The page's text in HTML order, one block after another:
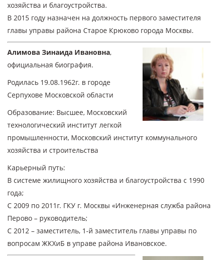
хозяйства и благоустройства.
В 2015 году назначен на должность первого заместителя
главы управы района Старое Крюково города Москвы.
Алимова Зинаида Ивановна,
официальная биография.
Родилась 19.08.1962г. в городе
Серпухове Московской области
Образование: Высшее, Московский
технологический институт легкой
промышленности, Московский институт коммунального
хозяйства и строительства
Карьерный путь:
В системе жилищного хозяйства и благоустройства с 1990
года;
С 2009 по 2011г. ГКУ г. Москвы «Инженерная служба района
Перово – руководитель;
С 2012 – заместитель, 1-й заместитель главы управы по
вопросам ЖКХиБ в управе района Ивановское.